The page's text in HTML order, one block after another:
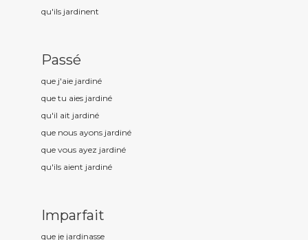
qu'ils jardinent
Passé
que j'aie jardiné
que tu aies jardiné
qu'il ait jardiné
que nous ayons jardiné
que vous ayez jardiné
qu'ils aient jardiné
Imparfait
que je jardinasse